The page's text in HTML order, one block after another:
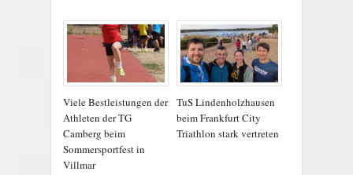
Viele Bestleistungen der
Athleten der TG
Camberg beim
Sommersportfest in
Villmar
TuS Lindenholzhausen
beim Frankfurt City
Triathlon stark vertreten